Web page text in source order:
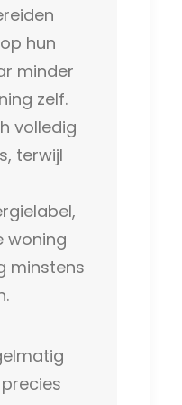
hun
minder
zelf.
volledig
terwijl
woning
minstens